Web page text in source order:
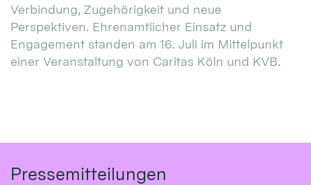
Verbindung, Zugehörigkeit und neue
Perspektiven. Ehrenamtlicher Einsatz und
Engagement standen am 16. Juli im Mittelpunkt
einer Veranstaltung von Caritas Köln und KVB.
Pressemitteilungen